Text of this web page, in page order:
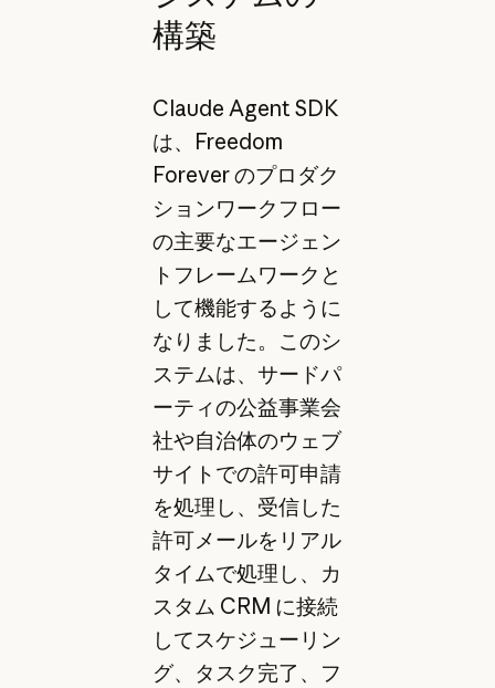
構築
Claude Agent SDK
は、Freedom
Forever のプロダク
ションワークフロー
の主要なエージェン
トフレームワークと
して機能するように
なりました。このシ
ステムは、サードパ
ーティの公益事業会
社や自治体のウェブ
サイトでの許可申請
を処理し、受信した
許可メールをリアル
タイムで処理し、カ
スタム CRM に接続
してスケジューリン
グ、タスク完了、フ